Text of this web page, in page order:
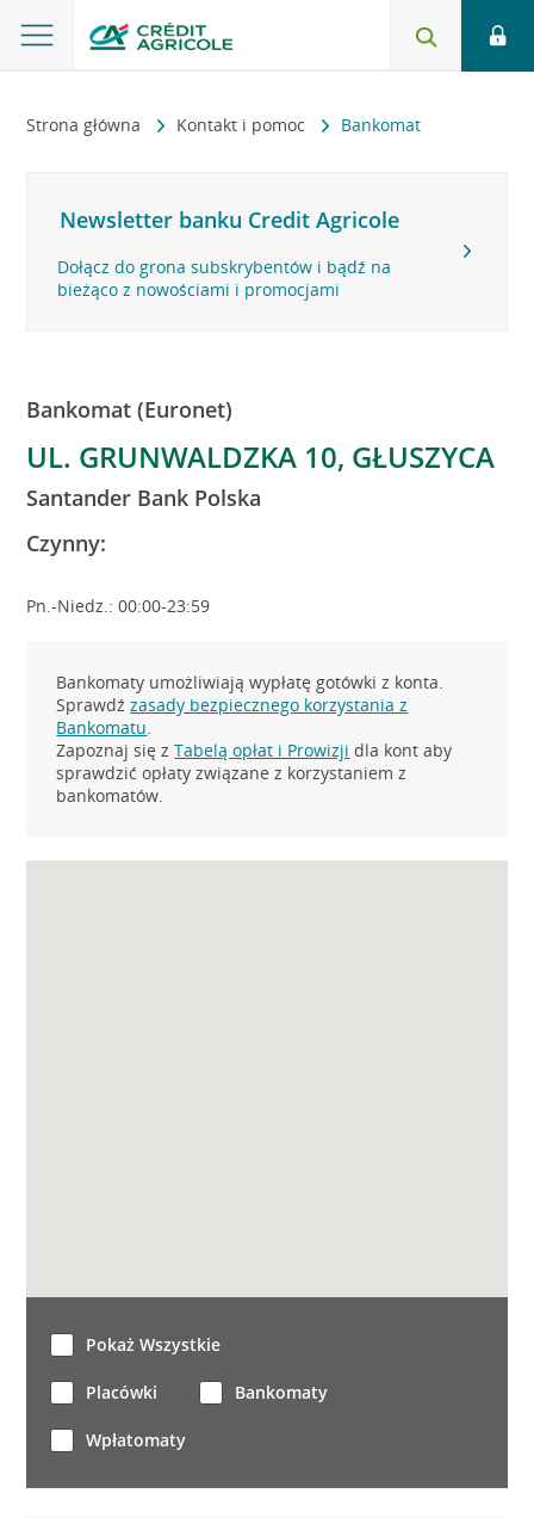
Strona główna Kontakt i pomoc Bankomat
Newsletter banku Credit Agricole
Dołącz do grona subskrybentów i bądź na
bieżąco z nowościami i promocjami
Bankomat (Euronet)
UL. GRUNWALDZKA 10, GŁUSZYCA
Santander Bank Polska
Czynny:
Pn.-Niedz.: 00:00-23:59
Bankomaty umożliwiają wypłatę gotówki z konta.
Sprawdźzasady bezpiecznego korzystania z
Bankomatu.
Zapoznaj się zTabelą opłat i Prowizji dla kont aby
sprawdzić opłaty związane z korzystaniem z
bankomatów.
Pokaż Wszystkie
Placówki Bankomaty
Wpłatomaty